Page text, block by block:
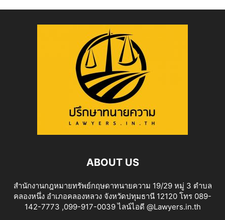
ABOUT US
สำนักงานกฎหมายทรัพย์กฤษดาทนายความ 19/29 หมู่ 3 ตำบล
คลองหนึ่ง อำเภอคลองหลวง จังหวัดปทุมธานี 12120 โทร 089-
142-7773 ,099-917-0039 ไลน์ไอดี @Lawyers.in.th